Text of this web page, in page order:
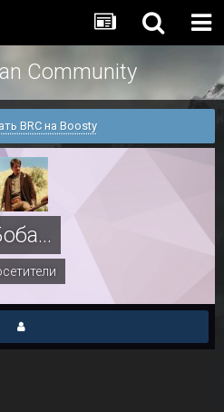
Community
BRC на Boosty